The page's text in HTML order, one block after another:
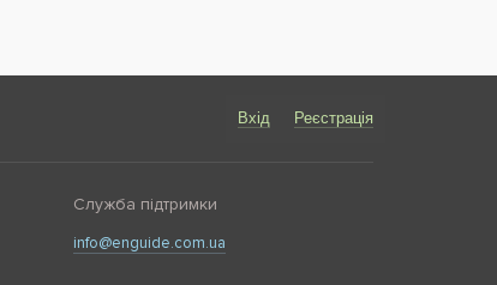
Вхід Реєстрація
Служба підтримки
info@enguide.com.ua